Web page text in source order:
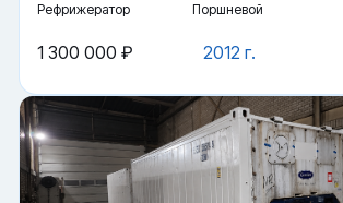
Рефрижератор Поршневой
2012 г.
1 300 000 ₽